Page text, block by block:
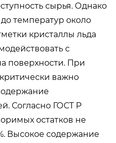
сырья. Однако
температур около
кристаллы льда
с
поверхности. При
важно
Согласно ГОСТ Р
остатков не
Высокое содержание